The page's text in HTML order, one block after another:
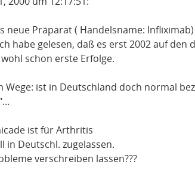
neue Präparat ( Handelsname: Infliximab)
habe gelesen, daß es erst 2002 auf den
schon erste Erfolge.
Wege: ist in Deutschland doch normal
ist für Arthritis
in Deutschl. zugelassen.
verschreiben lassen???